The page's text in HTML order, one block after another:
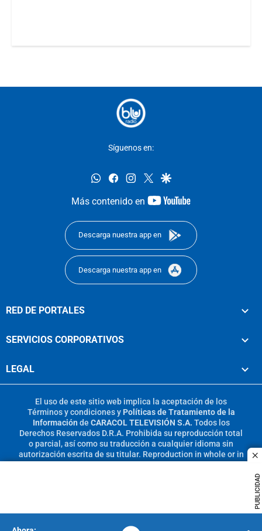
PUBLICIDAD
Síguenos en:
whatsappfacebookinstagram
twittergoogle
Más contenido en
youtube-
Descarga nuestra app en
Descarga nuestra app en
RED DE PORTALES
SERVICIOS CORPORATIVOS
LEGAL
El uso de este sitio web implica la aceptación de los
Términos y condicionesy Políticas de Tratamiento de la
Información de CARACOL TELEVISIÓN S.A. Todos los
Derechos Reservados D.R.A. Prohibida su reproducción total
o parcial, así como su traducción a cualquier idioma sin
autorización escrita de su titular. Reproduction in whole or in